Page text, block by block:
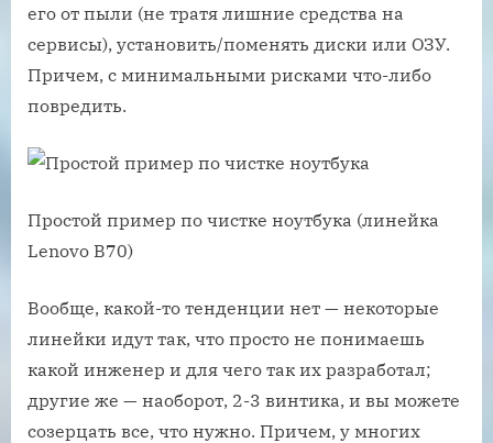
его от пыли (не тратя лишние средства на
сервисы), установить/поменять диски или ОЗУ.
Причем, с минимальными рисками что-либо
повредить.
Простой пример по чистке ноутбука (линейка
Lenovo B70)
Вообще, какой-то тенденции нет — некоторые
линейки идут так, что просто не понимаешь
какой инженер и для чего так их разработал;
другие же — наоборот, 2-3 винтика, и вы можете
созерцать все, что нужно. Причем, у многих